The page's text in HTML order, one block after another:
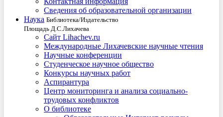
Сведения об образовательной организации
Наука Библиотека/Издательство
Площадь Д.С.Лихачева
Сайт Lihachev.ru
Международные Лихачевские научные чтения
Научные конференции
Студенческое научное общество
Конкурсы научных работ
Аспирантура
Центр мониторинга и анализа социально-
трудовых конфликтов
О библиотеке